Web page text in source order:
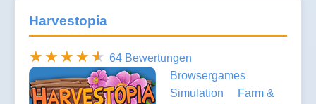
Harvestopia
64 Bewertungen
Browsergames
Simulation
Farm &